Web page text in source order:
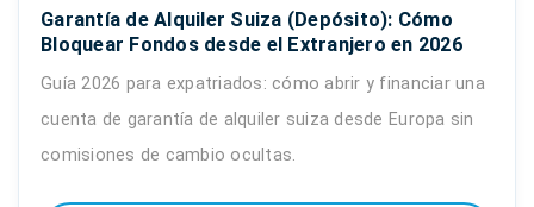
Garantía de Alquiler Suiza (Depósito): Cómo
Bloquear Fondos desde el Extranjero en 2026
Guía 2026 para expatriados: cómo abrir y financiar una
cuenta de garantía de alquiler suiza desde Europa sin
comisiones de cambio ocultas.